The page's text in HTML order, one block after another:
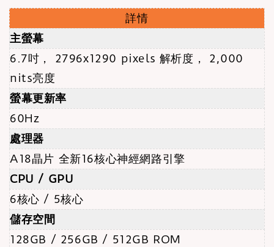
詳情
主螢幕
6.7吋， 2796x1290 pixels 解析度， 2,000
nits亮度
螢幕更新率
60Hz
處理器
A18晶片 全新16核心神經網路引擎
CPU / GPU
6核心 / 5核心
儲存空間
128GB / 256GB / 512GB ROM